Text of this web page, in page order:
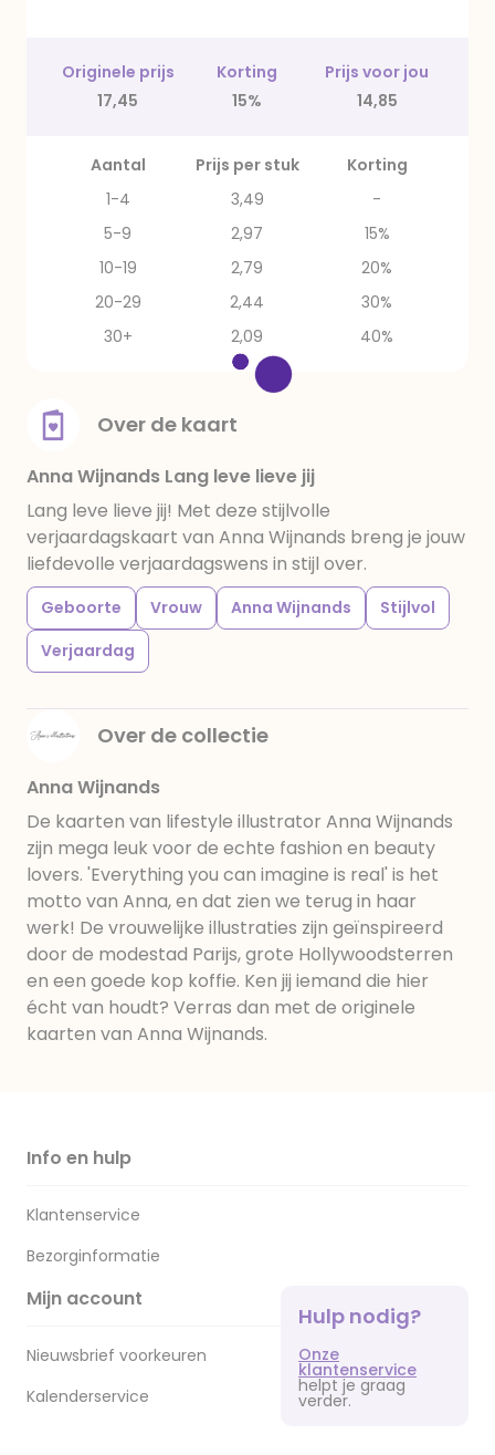
Originele prijs Korting
Prijs voor jou
17,45
15% 14,85
Aantal Prijs per stuk
Korting
1-4
3,49
-
5-9
2,97
15%
10-19
2,79
20%
20-29
2,44
30%
30+
2,09 40%
Over de kaart
Anna Wijnands Lang leve lieve jij
Lang leve lieve jij! Met deze stijlvolle
verjaardagskaart van Anna Wijnands breng je jouw
liefdevolle verjaardagswens in stijl over.
Geboorte Vrouw Anna Wijnands
Stijlvol
Verjaardag
Over de collectie
Anna Wijnands
De kaarten van lifestyle illustrator Anna Wijnands
zijn mega leuk voor de echte fashion en beauty
lovers. 'Everything you can imagine is real' is het
motto van Anna, en dat zien we terug in haar
werk! De vrouwelijke illustraties zijn geïnspireerd
door de modestad Parijs, grote Hollywoodsterren
en een goede kop koffie. Ken jij iemand die hier
écht van houdt? Verras dan met de originele
kaarten van Anna Wijnands.
Info en hulp
Klantenservice
Bezorginformatie
Mijn account
Nieuwsbrief voorkeuren
Kalenderservice
Hulp nodig?
Onze
klantenservice
helpt je graag
verder.